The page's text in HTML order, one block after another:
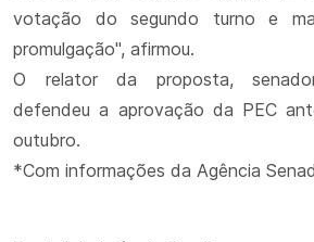
votação do segundo turno e
promulgação", afirmou.
O relator da proposta,
defendeu a aprovação da PEC
outubro.
*Com informações da Agência